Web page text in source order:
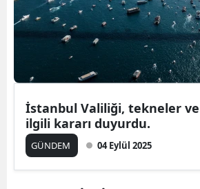
İstanbul Valiliği, tekneler
ilgili kararı duyurdu.
GÜNDEM 04 Eylül 2025